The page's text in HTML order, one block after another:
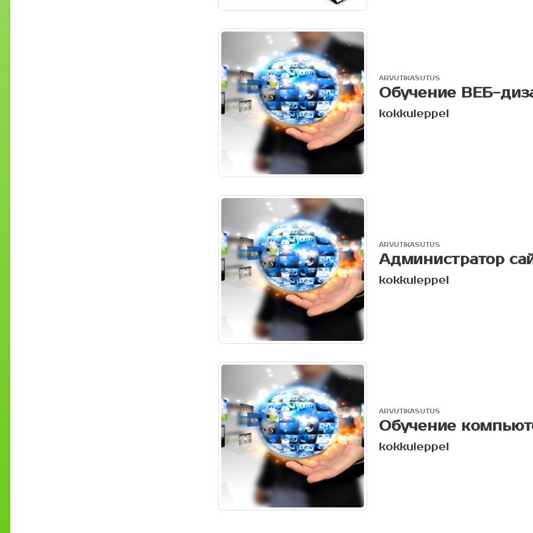
ARVUTIKASUTUS
Обучение ВЕБ-
kokkuleppel
ARVUTIKASUTUS
Администратор
kokkuleppel
ARVUTIKASUTUS
Обучение
kokkuleppel